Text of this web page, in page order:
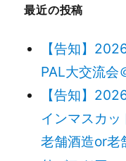
最近の投稿
【告知】
PAL大交流会
【告知】
インマスカッ
老舗酒造or老